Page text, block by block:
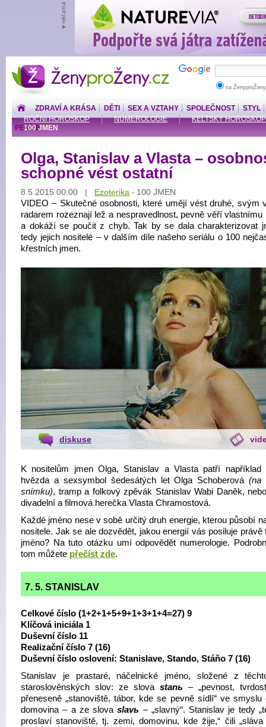
ŽenyproŽeny.cz
na
ZDRAVÍ A KRÁSA DĚTI SEX A VZTAHY SPOLEČNOST
STYL
ROČNÍ HOROSKOP
NUMEROLOGIE
KELTSKÝ HOROSKOP
100 JMEN
PENÍZE
Olga, Stanislav a Vlasta –
schopné vést ostatní
8.5.2015 00:00 | Ezoterika - 100 JMEN
VIDEO – Skutečné osobnosti, které umějí vést druhé, svým
radarem rozeznají lež a nespravedlnost, pevně věří vlastnímu
a dokáží se poučit z chyb. Tak by se dala charakterizovat
tedy jejich nositelé – v dalším díle našeho seriálu o 100
křestních jmen.
diskuse
K nositelům jmen Olga, Stanislav a Vlasta patří například
hvězda a sexsymbol šedesátých let Olga Schoberová(na
snímku), tramp a folkový zpěvák Stanislav Wabi Daněk,
divadelní a filmová herečka Vlasta Chramostová.
Každé jméno nese v sobě určitý druh energie, kterou působí
nositele. Jak se ale dozvědět, jakou energií vás posiluje právě
jméno? Na tuto otázku umí odpovědět numerologie.
tom můžete přečíst zde.
7. 5. STANISLAV
Celkové číslo (1+2+1+5+9+1+3+1+4=27) 9
Klíčová iniciála 1
Duševní číslo 11
Realizační číslo 7 (16)
Duševní číslo oslovení: Stanislave, Stando, Stáňo 7 (16)
Stanislav je prastaré, náčelnické jméno, složené z
staroslověnských slov: ze slova stanь – „pevnost,
přeneseně „stanoviště, tábor, kde se pevně sídlí“ ve smyslu
domovina – a ze slovaslavь – „slavný“. Stanislav je tedy
proslaví stanoviště, tj. zemi, domovinu, kde žije,“ čili „sláva